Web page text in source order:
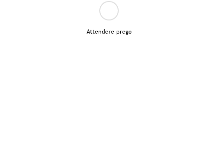
Attendere prego